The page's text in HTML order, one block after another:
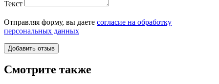
Текст
Отправляя форму, вы даете согласие на обработку
персональных данных
Смотрите также